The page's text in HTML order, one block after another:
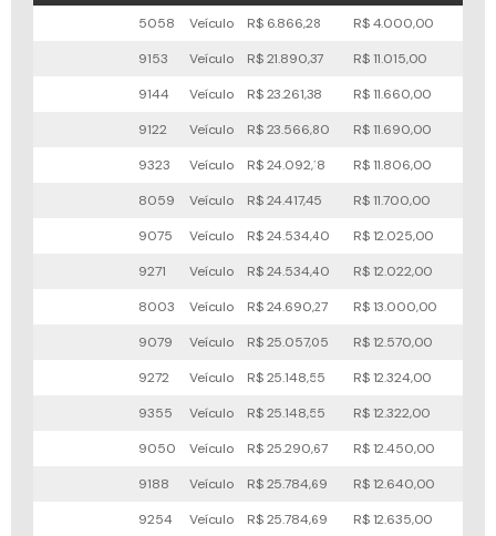
5058 Veículo R$ 6.866,28 R$ 4.000,00
9153
Veículo R$ 21.890,37 R$ 11.015,00
9144
Veículo R$ 23.261,38 R$ 11.660,00
9122
Veículo R$ 23.566,80 R$ 11.690,00
9323
Veículo R$ 24.092,18 R$ 11.806,00
8059
Veículo R$ 24.417,45 R$ 11.700,00
9075
Veículo R$ 24.534,40 R$ 12.025,00
9271
Veículo R$ 24.534,40 R$ 12.022,00
8003
Veículo R$ 24.690,27 R$ 13.000,00
9079
Veículo R$ 25.057,05 R$ 12.570,00
9272
Veículo R$ 25.148,55 R$ 12.324,00
9355
Veículo R$ 25.148,55 R$ 12.322,00
9050
Veículo R$ 25.290,67 R$ 12.450,00
9188
Veículo R$ 25.784,69 R$ 12.640,00
9254
Veículo R$ 25.784,69 R$ 12.635,00